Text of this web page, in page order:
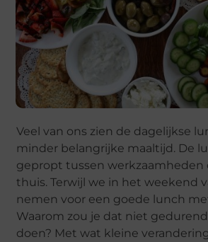
Veel van ons zien de dagelijkse
minder belangrijke maaltijd. De
gepropt tussen werkzaamheden
thuis. Terwijl we in het weekend
nemen voor een goede lunch
Waarom zou je dat niet
doen? Met wat kleine